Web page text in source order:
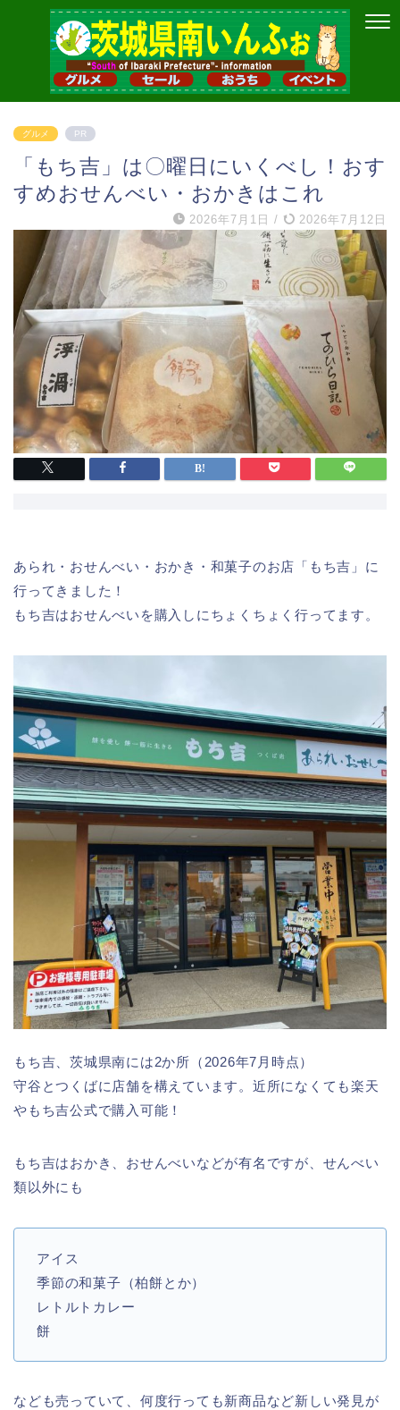
グルメ PR
「もち吉」は〇曜日にいくべし！おす
すめおせんべい・おかきはこれ
2026年7月1日 / 2026年7月12日
あられ・おせんべい・おかき・和菓子のお店「もち吉」に
行ってきました！
もち吉はおせんべいを購入しにちょくちょく行ってます。
もち吉、茨城県南には2か所（2026年7月時点）
守谷とつくばに店舗を構えています。近所になくても楽天
やもち吉公式で購入可能！
もち吉はおかき、おせんべいなどが有名ですが、せんべい
類以外にも
アイス
季節の和菓子（柏餅とか）
レトルトカレー
餅
なども売っていて、何度行っても新商品など新しい発見が